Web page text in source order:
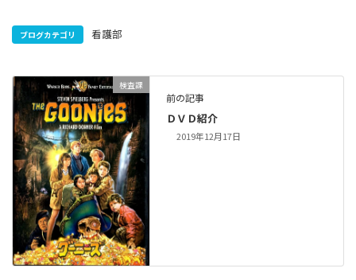
ブログカテゴリ 看護部
検査課
前の記事
ＤＶＤ紹介
2019年12月17日